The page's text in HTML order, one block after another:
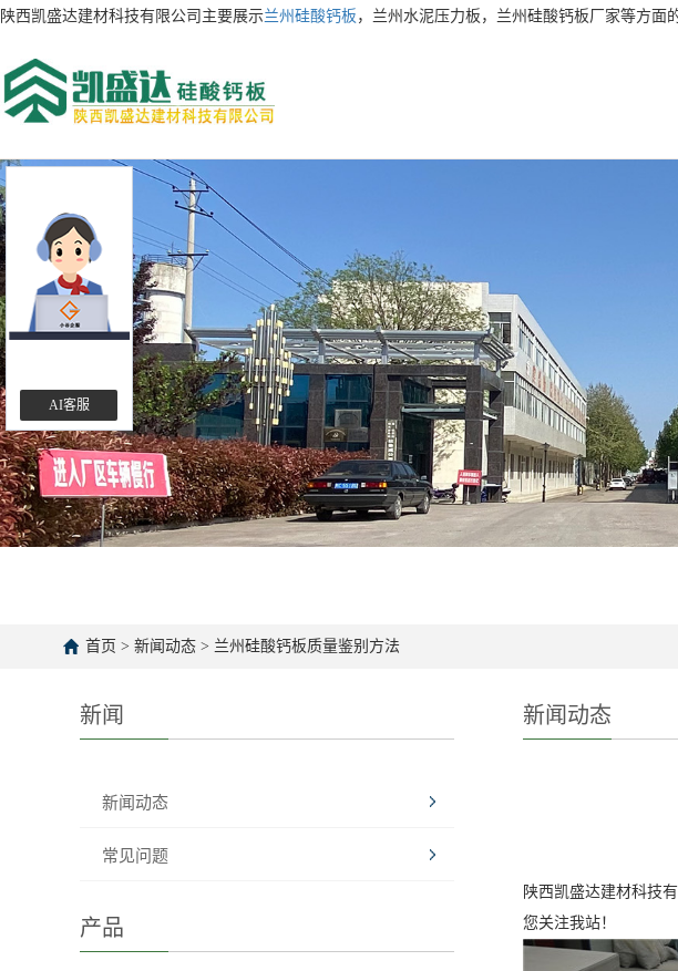
陕西凯盛达建材科技有限公司主要展示兰州硅酸钙板 ，兰州水泥压力板，兰州硅酸钙板厂家等方面
首页 > 新闻动态 > 兰州硅酸钙板质量鉴别方法
新闻
新闻动态
常见问题
产品
新闻动态
陕西凯盛达建材科技
您关注我站！
AI客服